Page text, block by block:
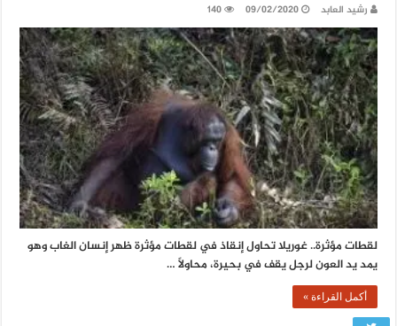
رشيد العابد 09/02/2020
140
لقطات مؤثرة.. غوريلا تحاول إنقاذ في لقطات مؤثرة ظهر إنسان الغاب وهو
يمد يد العون لرجل يقف في بحيرة، محاولًا …
أكمل القراءة »